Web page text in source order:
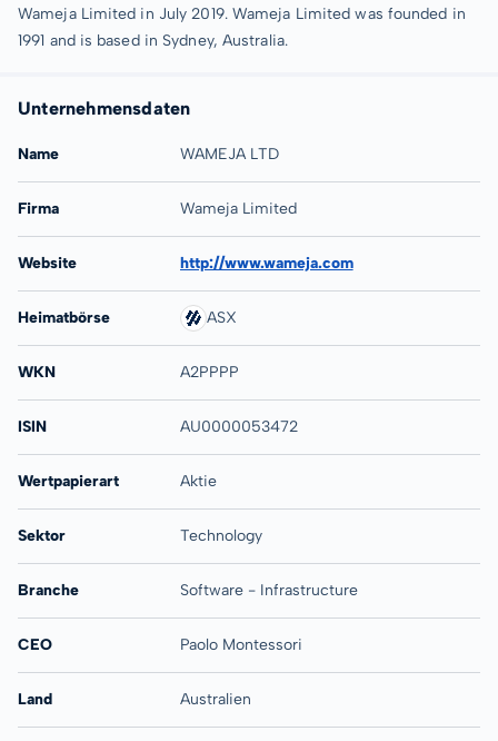
Wameja Limited in July 2019. Wameja Limited was founded in
1991 and is based in Sydney, Australia.
Unternehmensdaten
Name WAMEJA LTD
Firma Wameja Limited
Website http://www.wameja.com
Heimatbörse ASX
WKN A2PPPP
ISIN AU0000053472
Wertpapierart Aktie
Sektor Technology
Branche Software - Infrastructure
CEO Paolo Montessori
Land Australien